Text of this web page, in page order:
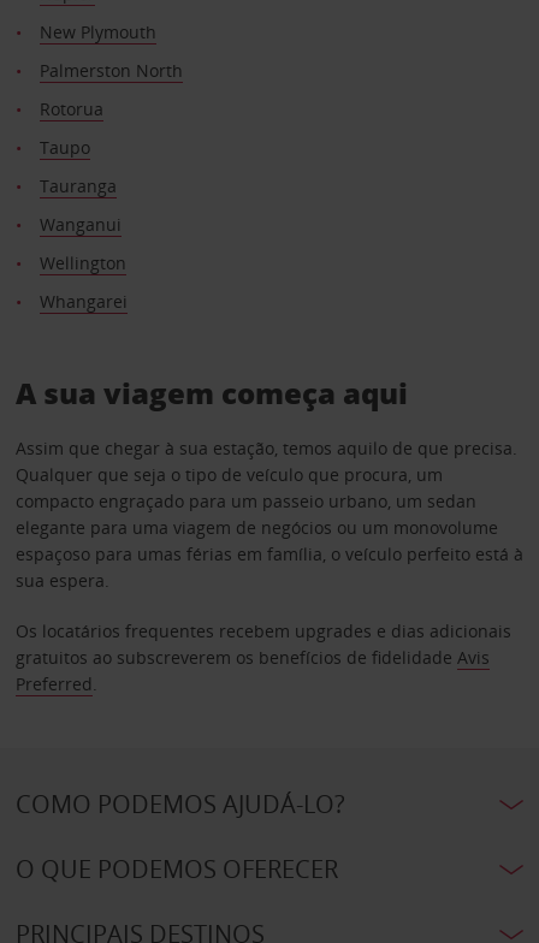
New Plymouth
Palmerston North
Rotorua
Taupo
Tauranga
Wanganui
Wellington
Whangarei
A sua viagem começa aqui
Assim que chegar à sua estação, temos aquilo de que precisa.
Qualquer que seja o tipo de veículo que procura, um
compacto engraçado para um passeio urbano, um sedan
elegante para uma viagem de negócios ou um monovolume
espaçoso para umas férias em família, o veículo perfeito está à
sua espera.
Os locatários frequentes recebem upgrades e dias adicionais
gratuitos ao subscreverem os benefícios de fidelidade Avis
Preferred.
COMO PODEMOS AJUDÁ-LO?
O QUE PODEMOS OFERECER
PRINCIPAIS DESTINOS